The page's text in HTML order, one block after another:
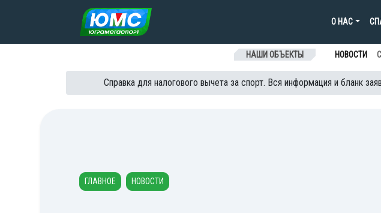
Перейти к содержанию
О НАС
НАШИ ОБЪЕКТЫ НОВОСТИ
Справка для налогового вычета за спорт. Вся информация и бланк
ГЛАВНОЕ НОВОСТИ